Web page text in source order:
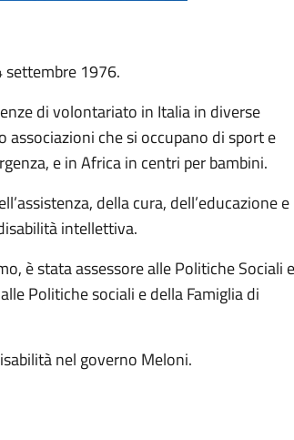
settembre 1976.
di volontariato in Italia in diverse
che si occupano di sport e
e in Africa in centri per bambini.
della cura, dell’educazione e
intellettiva.
è stata assessore alle Politiche Sociali e
Politiche sociali e della Famiglia di
nel governo Meloni.